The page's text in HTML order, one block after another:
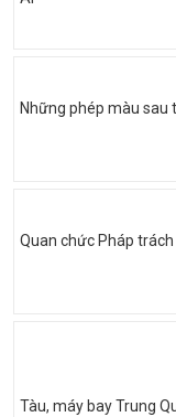
Những phép màu sau
Quan chức Pháp
Tàu, máy bay Trung